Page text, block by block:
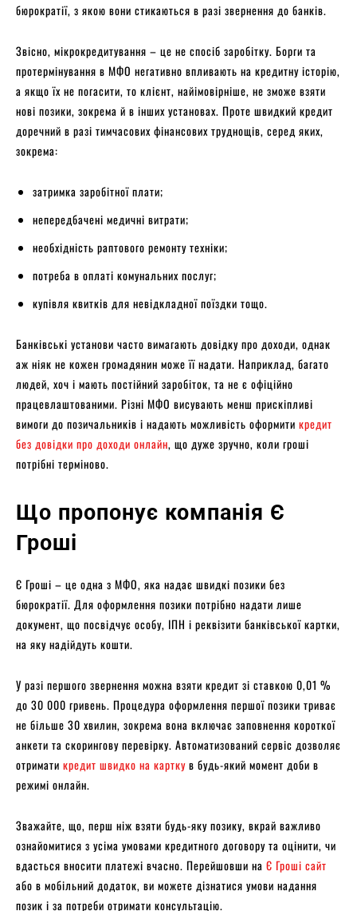
бюрократії, з якою вони стикаються в разі звернення до банків.
Звісно, мікрокредитування – це не спосіб заробітку. Борги та
протермінування в МФО негативно впливають на кредитну історію,
а якщо їх не погасити, то клієнт, найімовірніше, не зможе взяти
нові позики, зокрема й в інших установах. Проте швидкий кредит
доречний в разі тимчасових фінансових труднощів, серед яких,
зокрема:
затримка заробітної плати;
непередбачені медичні витрати;
необхідність раптового ремонту техніки;
потреба в оплаті комунальних послуг;
купівля квитків для невідкладної поїздки тощо.
Банківські установи часто вимагають довідку про доходи, однак
аж ніяк не кожен громадянин може її надати. Наприклад, багато
людей, хоч і мають постійний заробіток, та не є офіційно
працевлаштованими. Різні МФО висувають менш прискіпливі
вимоги до позичальників і надають можливість оформити кредит
без довідки про доходи онлайн, що дуже зручно, коли гроші
потрібні терміново.
Що пропонує компанія Є
Гроші
Є Гроші – це одна з МФО, яка надає швидкі позики без
бюрократії. Для оформлення позики потрібно надати лише
документ, що посвідчує особу, ІПН і реквізити банківської картки,
на яку надійдуть кошти.
У разі першого звернення можна взяти кредит зі ставкою 0,01 %
до 30 000 гривень. Процедура оформлення першої позики триває
не більше 30 хвилин, зокрема вона включає заповнення короткої
анкети та скорингову перевірку. Автоматизований сервіс дозволяє
отримати кредит швидко на карткув будь-який момент доби в
режимі онлайн.
Зважайте, що, перш ніж взяти будь-яку позику, вкрай важливо
ознайомитися з усіма умовами кредитного договору та оцінити, чи
вдасться вносити платежі вчасно. Перейшовши на Є Гроші сайт
або в мобільний додаток, ви можете дізнатися умови надання
позик і за потреби отримати консультацію.